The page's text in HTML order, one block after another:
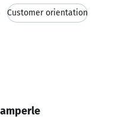
Customer orientation